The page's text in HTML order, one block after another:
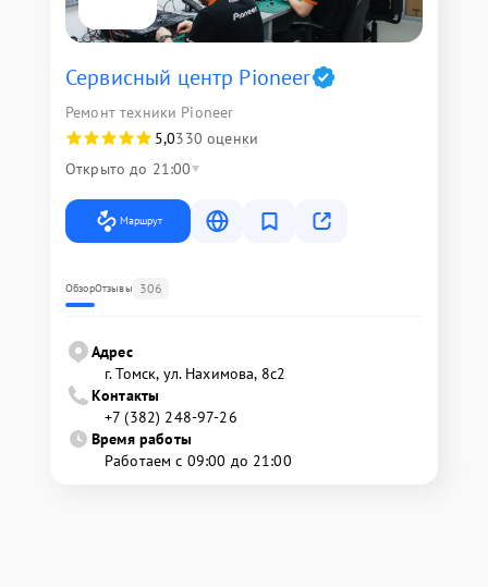
Сервисный центр Pioneer
Ремонт техники Pioneer
5,0330 оценки
Открыто до 21:00
Маршрут
ОбзорОтзывы 306
Адрес
г. Томск, ул. Нахимова, 8с2
Контакты
+7 (382) 248-97-26
Время работы
Работаем с 09:00 до 21:00